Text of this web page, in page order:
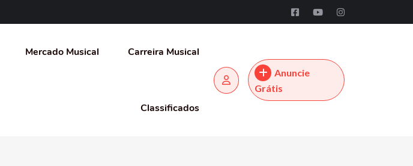
Mercado Musical Carreira Musical
Classificados
Anuncie
Grátis